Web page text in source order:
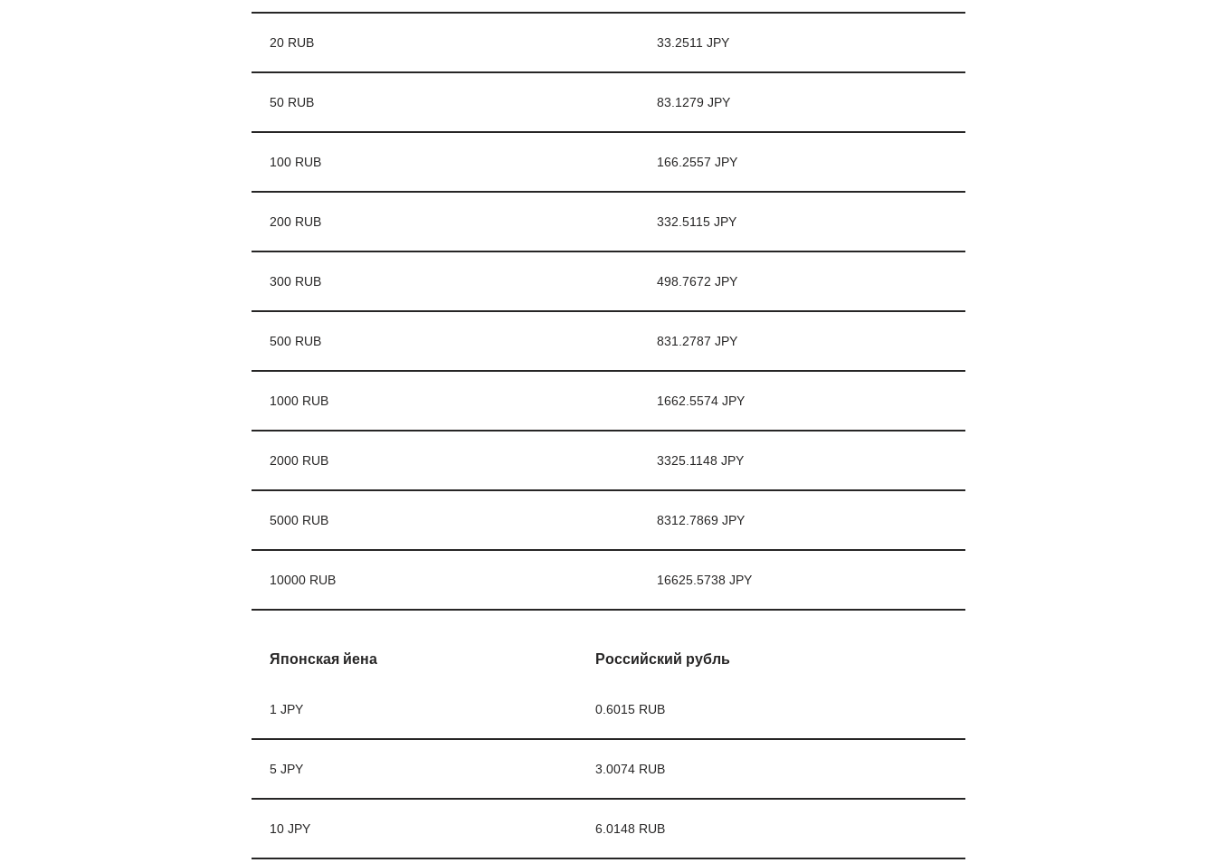
20 RUB 33.2511 JPY
50 RUB 83.1279 JPY
100 RUB 166.2557 JPY
200 RUB 332.5115 JPY
300 RUB 498.7672 JPY
500 RUB 831.2787 JPY
1000 RUB 1662.5574 JPY
2000 RUB 3325.1148 JPY
5000 RUB 8312.7869 JPY
10000 RUB 16625.5738 JPY
Японская йена Российский рубль
1 JPY 0.6015 RUB
5 JPY 3.0074 RUB
10 JPY 6.0148 RUB